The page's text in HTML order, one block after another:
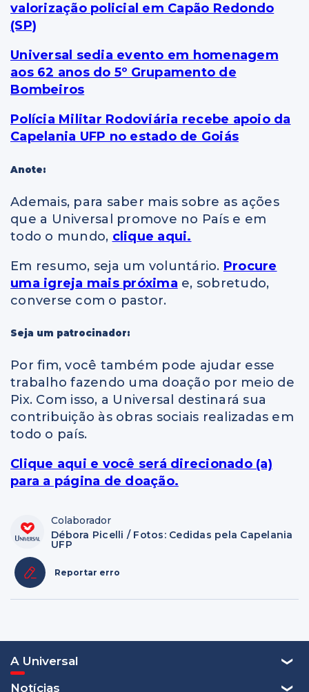
valorização policial em Capão Redondo
(SP)
Universal sedia evento em homenagem
aos 62 anos do 5º Grupamento de
Bombeiros
Polícia Militar Rodoviária recebe apoio da
Capelania UFP no estado de Goiás
Anote:
Ademais, para saber mais sobre as ações
que a Universal promove no País e em
todo o mundo, clique aqui.
Em resumo, seja um voluntário. Procure
uma igreja mais próxima e, sobretudo,
converse com o pastor.
Seja um patrocinador:
Por fim, você também pode ajudar esse
trabalho fazendo uma doação por meio de
Pix. Com isso, a Universal destinará sua
contribuição às obras sociais realizadas em
todo o país.
Clique aqui e você será direcionado (a)
para a página de doação.
Colaborador
Débora Picelli / Fotos: Cedidas pela Capelania
UFP
Reportar erro
A Universal
Notícias